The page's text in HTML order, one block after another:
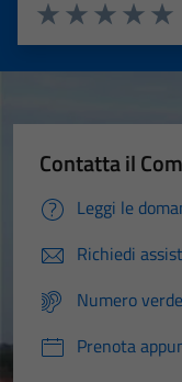
Valuta
Valuta 3
Valuta 2 stelle
Valuta 1 stelle su 5
Contatta il
Leggi le
Richiedi
Numero
Prenota